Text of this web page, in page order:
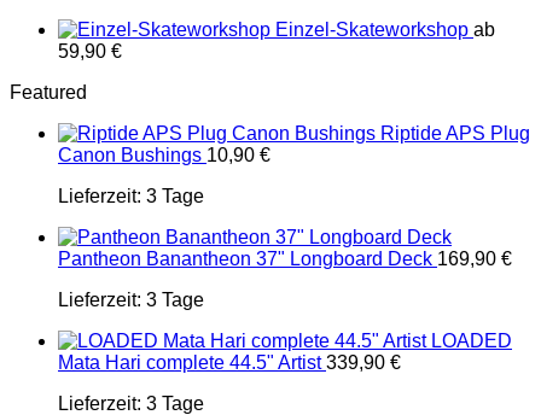
Einzel-Skateworkshop ab
59,90 €
Featured
Riptide APS Plug
Canon Bushings 10,90 €
Lieferzeit: 3 Tage
Pantheon Banantheon 37" Longboard Deck 169,90 €
Lieferzeit: 3 Tage
LOADED
Mata Hari complete 44.5" Artist 339,90 €
Lieferzeit: 3 Tage